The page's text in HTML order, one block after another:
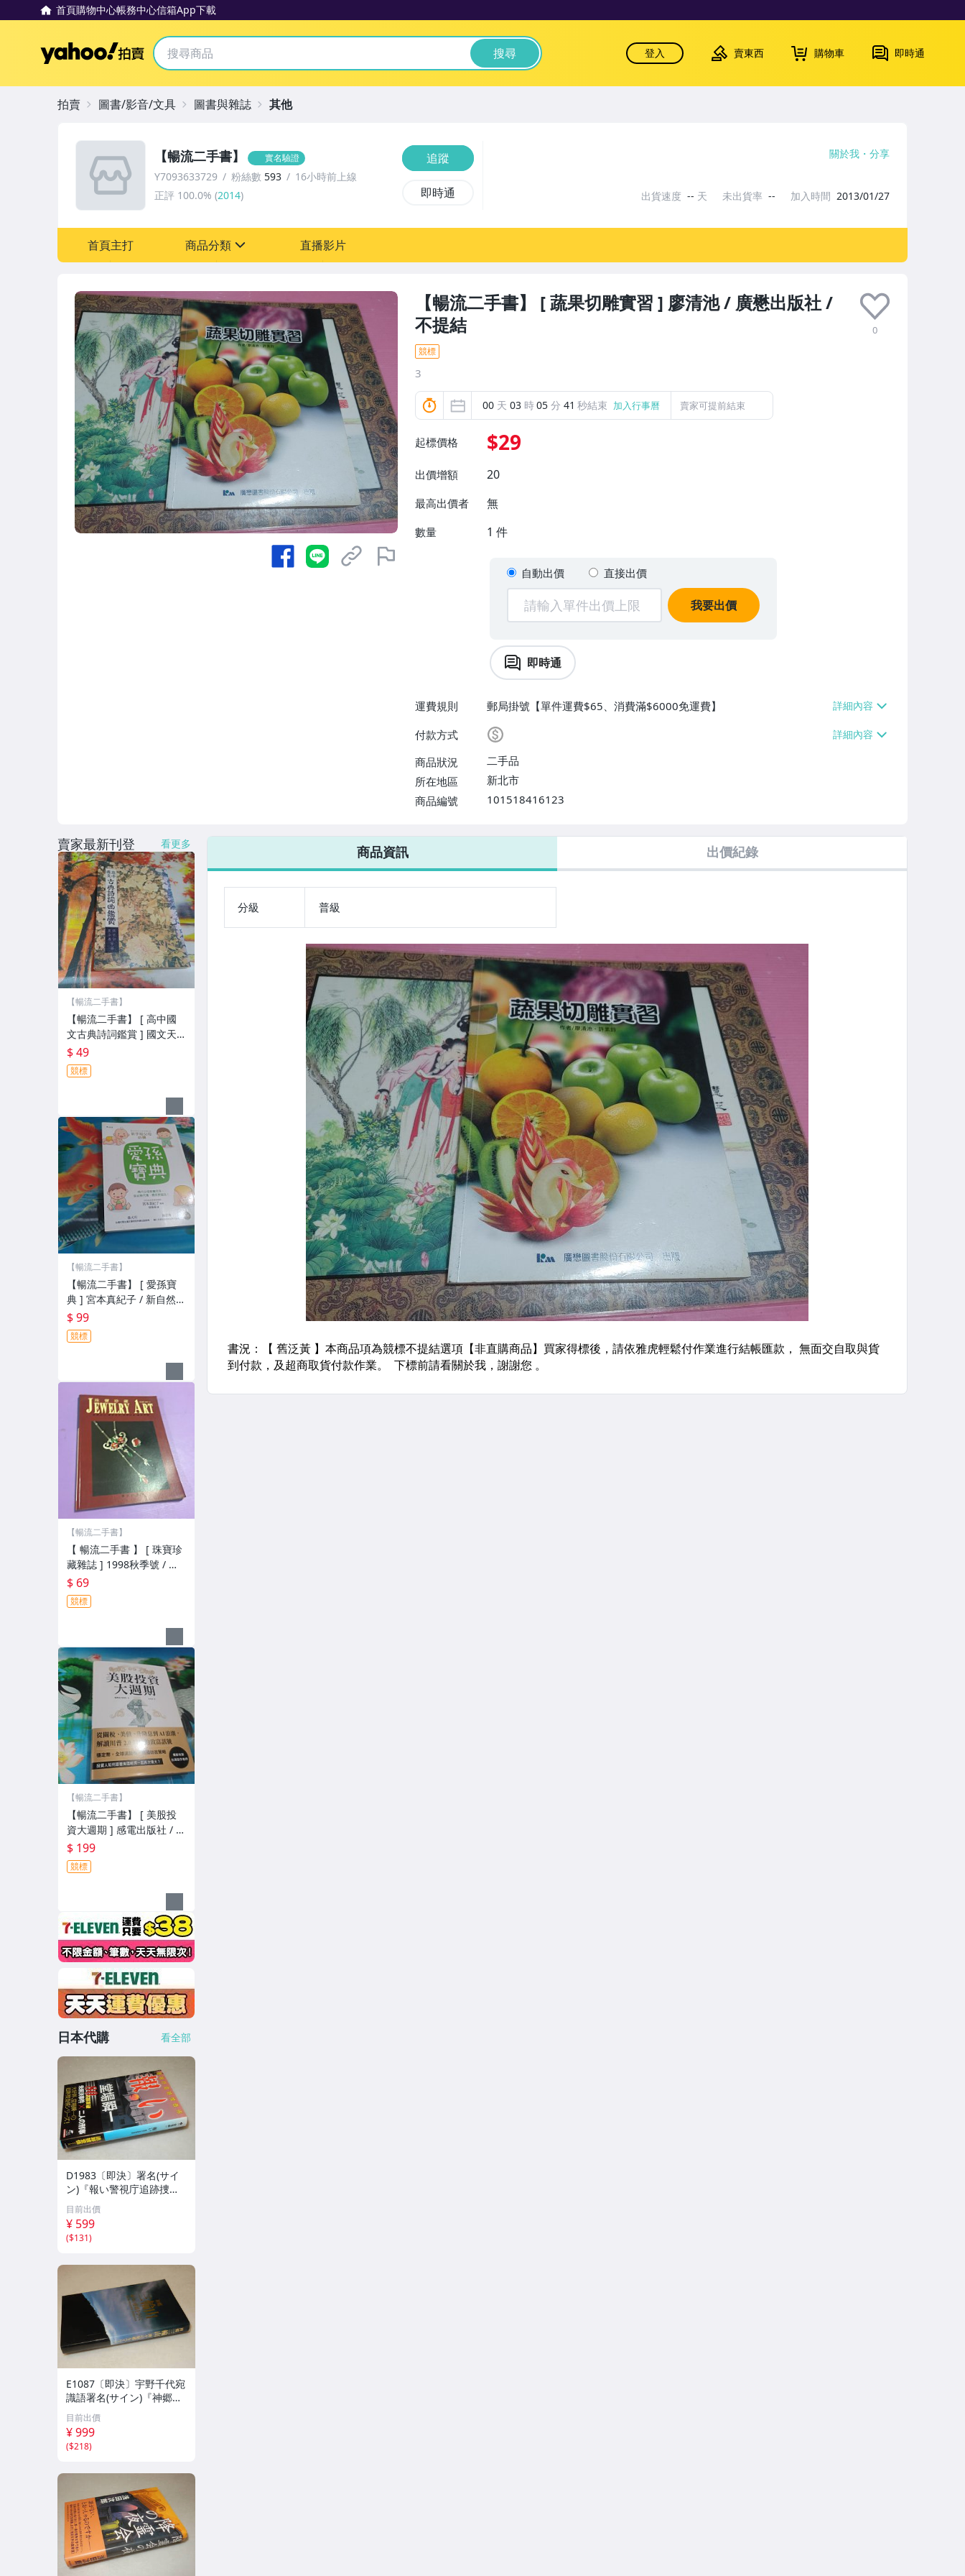
首頁購物中心帳務中心信箱App下載
Yahoo拍賣 搜尋 登入 賣東西 購物車 即時通
【暢流二手書】 [ 蔬果切雕實習 ] 廖清池 / 廣懋出版社 /
不提結
0
競標
3
00 天 03 時05 分 40 秒結束 加入行事曆 賣家可提前結束
起標價格 $29
出價增額 20
最高出價者 無
數量 1 件
自動出價 直接出價
我要出價
即時通
運費規則
郵局掛號【單件運費$65、消費滿$6000免運費】
付款方式
商品狀況
二手品
所在地區
新北市
商品編號
101518416123
【暢流二手書】 實名驗證
Y7093633729 粉絲數 593
16小時前上線
正評 100.0% (2014)
追蹤
即時通
關於我 分享
出貨速度 -- 天 未出貨率 -- 加入時間 2013/01/27
首頁主打 商品分類 直播影片
拍賣 圖書/影音/文具 圖書與雜誌 其他
商品資訊 出價紀錄
分級 普級
賣家最新刊登 看更多
【暢流二手書】
【暢流二手書】 [ 高中國
文古典詩詞鑑賞 ] 國文天
$ 49
競標
【暢流二手書】
【暢流二手書】 [ 愛孫寶
典 ] 宮本真紀子 / 新自然主
$ 99
競標
【暢流二手書】
【 暢流二手書 】 [ 珠寶珍
藏雜誌 ] 1998秋季號 / 不
提結
$ 69
競標
【暢流二手書】
【暢流二手書】 [ 美股投
資大週期 ] 感電出版社 / 不
提結
$ 199
競標
日本代購 看全部
D1983〔即決〕署名(サイ
ン)『報い警視庁追跡捜査
係』堂場瞬一(ハルキ文庫)
2017年初版・帯〔並/多少
の痛み等が有ります。〕
目前出價
¥ 599
($131)
E1087〔即決〕宇野千代宛
識語署名(サイン)『神郷三
輪山神々の秘郷をひらく』
(同友館)1990年初版〔状
態：並/多少の痛み等が有
ります。〕
目前出價
¥ 999
($218)